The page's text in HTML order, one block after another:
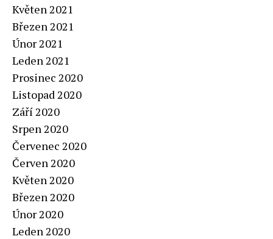
Květen 2021
Březen 2021
Únor 2021
Leden 2021
Prosinec 2020
Listopad 2020
Září 2020
Srpen 2020
Červenec 2020
Červen 2020
Květen 2020
Březen 2020
Únor 2020
Leden 2020